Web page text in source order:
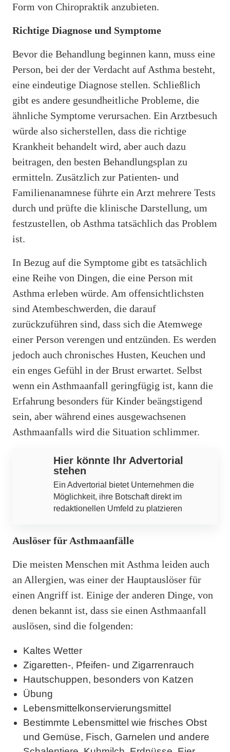
Form von Chiropraktik anzubieten.
Richtige Diagnose und Symptome
Bevor die Behandlung beginnen kann, muss eine
Person, bei der der Verdacht auf Asthma besteht,
eine eindeutige Diagnose stellen. Schließlich
gibt es andere gesundheitliche Probleme, die
ähnliche Symptome verursachen. Ein Arztbesuch
würde also sicherstellen, dass die richtige
Krankheit behandelt wird, aber auch dazu
beitragen, den besten Behandlungsplan zu
ermitteln. Zusätzlich zur Patienten- und
Familienanamnese führte ein Arzt mehrere Tests
durch und prüfte die klinische Darstellung, um
festzustellen, ob Asthma tatsächlich das Problem
ist.
In Bezug auf die Symptome gibt es tatsächlich
eine Reihe von Dingen, die eine Person mit
Asthma erleben würde. Am offensichtlichsten
sind Atembeschwerden, die darauf
zurückzuführen sind, dass sich die Atemwege
einer Person verengen und entzünden. Es werden
jedoch auch chronisches Husten, Keuchen und
ein enges Gefühl in der Brust erwartet. Selbst
wenn ein Asthmaanfall geringfügig ist, kann die
Erfahrung besonders für Kinder beängstigend
sein, aber während eines ausgewachsenen
Asthmaanfalls wird die Situation schlimmer.
Hier könnte Ihr Advertorial
stehen
Ein Advertorial bietet Unternehmen die
Möglichkeit, ihre Botschaft direkt im
redaktionellen Umfeld zu platzieren
Auslöser für Asthmaanfälle
Die meisten Menschen mit Asthma leiden auch
an Allergien, was einer der Hauptauslöser für
einen Angriff ist. Einige der anderen Dinge, von
denen bekannt ist, dass sie einen Asthmaanfall
auslösen, sind die folgenden:
Kaltes Wetter
Zigaretten-, Pfeifen- und Zigarrenrauch
Hautschuppen, besonders von Katzen
Übung
Lebensmittelkonservierungsmittel
Bestimmte Lebensmittel wie frisches Obst
und Gemüse, Fisch, Garnelen und andere